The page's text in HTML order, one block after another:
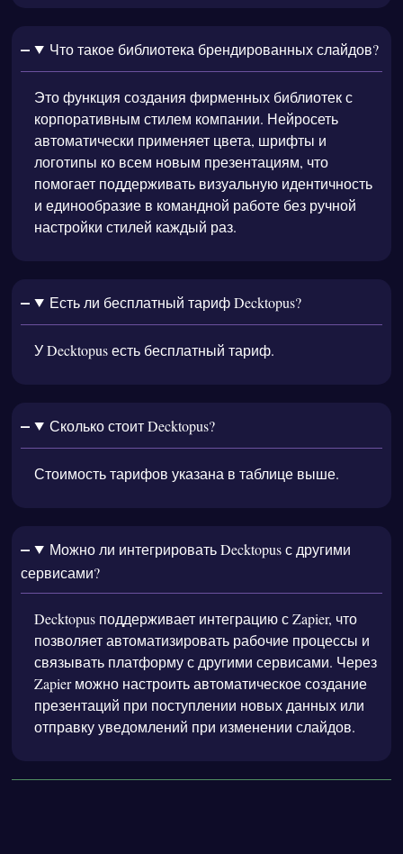
Что такое библиотека брендированных слайдов?
Это функция создания фирменных библиотек с
корпоративным стилем компании. Нейросеть
автоматически применяет цвета, шрифты и
логотипы ко всем новым презентациям, что
помогает поддерживать визуальную идентичность
и единообразие в командной работе без ручной
настройки стилей каждый раз.
Есть ли бесплатный тариф Decktopus?
У Decktopus есть бесплатный тариф.
Сколько стоит Decktopus?
Стоимость тарифов указана в таблице выше.
Можно ли интегрировать Decktopus с другими
сервисами?
Decktopus поддерживает интеграцию с Zapier, что
позволяет автоматизировать рабочие процессы и
связывать платформу с другими сервисами. Через
Zapier можно настроить автоматическое создание
презентаций при поступлении новых данных или
отправку уведомлений при изменении слайдов.